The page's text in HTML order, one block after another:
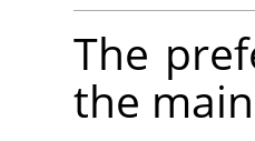
The
the